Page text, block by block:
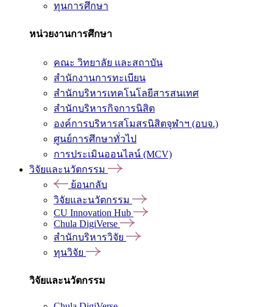
ทุนการศึกษา
หน่วยงานการศึกษา
คณะ วิทยาลัย และสถาบัน
สำนักงานการทะเบียน
สำนักบริหารเทคโนโลยีสารสนเทศ
สำนักบริหารกิจการนิสิต
องค์การบริหารสโมสรนิสิตจุฬาฯ (อบจ.)
ศูนย์การศึกษาทั่วไป
การประเมินออนไลน์ (MCV)
วิจัยและนวัตกรรม
ย้อนกลับ
วิจัยและนวัตกรรม
CU Innovation Hub
Chula DigiVerse
สำนักบริหารวิจัย
ทุนวิจัย
วิจัยและนวัตกรรม